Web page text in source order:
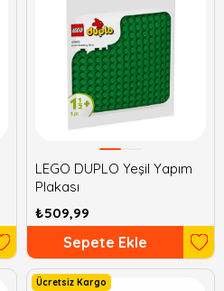
LEGO DUPLO Yeşil Yapım
Plakası
₺509,99
Sepete Ekle
Ücretsiz Kargo